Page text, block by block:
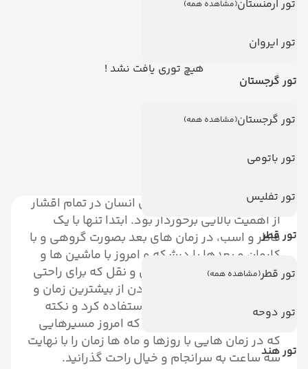
تور ارمنستان(مشاهده همه)
تور ایروان
تور گرجستان
تور گرجستان(مشاهده همه)
تور باتومی
تور تفلیس
تور قطر
تور قطر(مشاهده همه)
تور دوحه
تور هند
هیچ توری یافت نشد !
از زمان های قدیم، سفر برای انسان در تمام اقشار
از اهمیت بالایی برخوردار بود. ابتدا تنها با یک
قاطر و اسب، در زمان های بعد بصورت گروهی و با
کاروان و بعدها با درشکه و امروز با ماشین ها و
هواپیما و انواع وسایل حمل و نقل که برای راحتی
در جابجایی و امکان بهره بردن از بیشترین زمان و
به صرفه ترین حالت ممکن استفاده کرد و نکته
دوم امنیت این سفرها بود که امروز مسیرهایی
که در زمان هایی با روزها و ماه ها زمان را با نهایت
سه ساعت به سرانجام و خیال راحت گذرانید.